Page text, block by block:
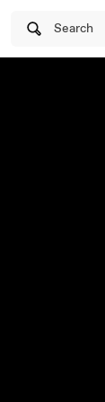
Search